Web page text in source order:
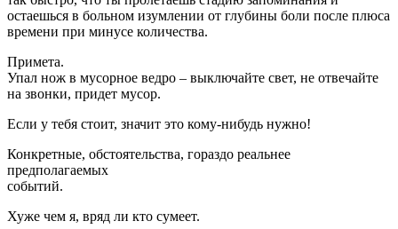
остаешься в больном изумлении от глубины боли после плюса
времени при минусе количества.
Примета.
Упал нож в мусорное ведро – выключайте свет, не отвечайте
на звонки, придет мусор.
Если у тебя стоит, значит это кому-нибудь нужно!
Конкретные, обстоятельства, гораздо реальнее
предполагаемых
событий.
Хуже чем я, вряд ли кто сумеет.